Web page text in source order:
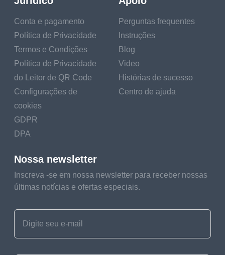
Conta e pagamento
Política de Privacidade
Termos e Condições
Política de Privacidade
do Leitor de QR Code
Configurações de
cookies
GDPR
DPA
Perguntas frequentes
Instruções
Blog
Video
Histórias de sucesso
Centro de ajuda
Nossa newsletter
Inscreva -se em nossa newsletter para receber nossas
últimas notícias e ofertas especiais.